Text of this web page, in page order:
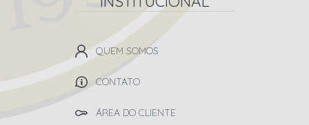
QUEM SOMOS
CONTATO
ÁREA DO CLIENTE